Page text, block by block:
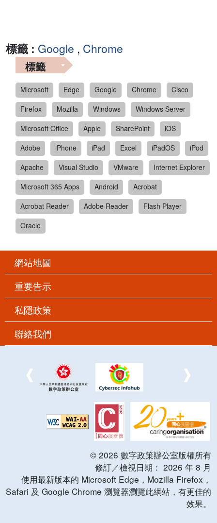
標籤 : Google , Chrome
標籤
Microsoft Edge Google Chrome
Cisco
Firefox
Mozilla Windows
Windows Server
Microsoft Office
Apple SharePoint
iOS
Adobe
iPhone iPad Excel iPadOS
iPod
Apache
Visual Studio VMware
Internet Explorer
Microsoft 365 Apps
Android
Acrobat
Acrobat Reader
Adobe Reader
Flash Player
Oracle
網站地圖
重要告示
私隱政策
聯絡我們
© 2026 數字政策辦公室版權所有
修訂／檢視日期： 2026 年 8 月
使用最新版本的 Microsoft Edge，Mozilla Firefox，
Safari 及 Google Chrome 瀏覽器瀏覽此網站，有更佳的
效果。